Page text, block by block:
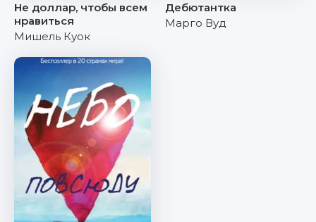
Не доллар, чтобы всем
нравиться
Мишель Куок
Дебютантка
Марго Вуд